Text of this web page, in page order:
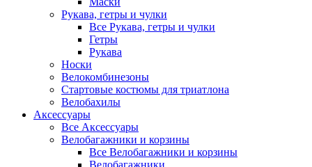
Рукава, гетры и чулки
Все Рукава, гетры и чулки
Гетры
Рукава
Носки
Велокомбинезоны
Стартовые костюмы для триатлона
Велобахилы
Аксессуары
Все Аксессуары
Велобагажники и корзины
Все Велобагажники и корзины
Велобагажники